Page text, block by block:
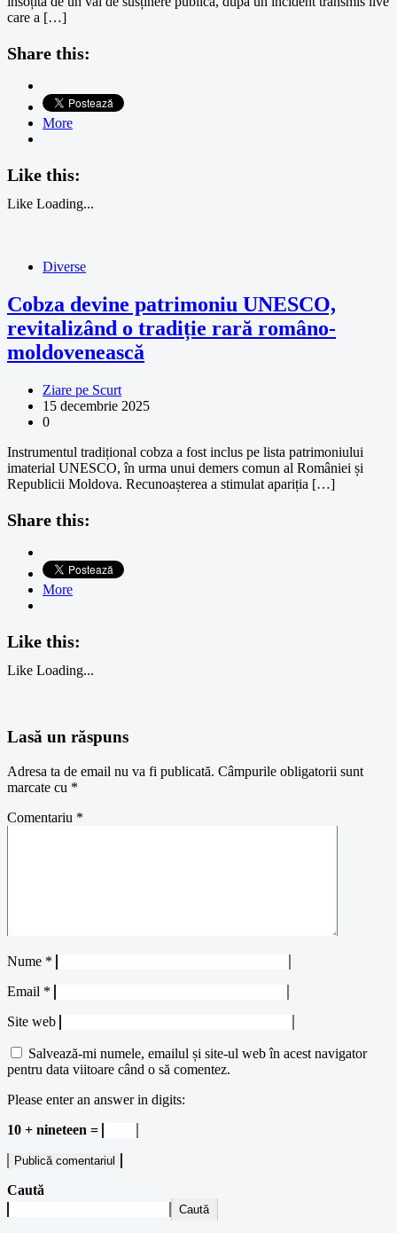
care a […]
Share this:
More
Like this:
Like Loading...
Diverse
Cobza devine patrimoniu UNESCO,
revitalizând o tradiție rară româno-
moldovenească
Ziare pe Scurt
15 decembrie 2025
0
Instrumentul tradițional cobza a fost inclus pe lista patrimoniului
imaterial UNESCO, în urma unui demers comun al României și
Republicii Moldova. Recunoașterea a stimulat apariția […]
Share this:
More
Like this:
Like Loading...
Lasă un răspuns
Adresa ta de email nu va fi publicată. Câmpurile obligatorii sunt
marcate cu *
Comentariu *
Nume *
Email *
Site web
Salvează-mi numele, emailul și site-ul web în acest navigator
pentru data viitoare când o să comentez.
Please enter an answer in digits:
10 + nineteen =
Caută
Caută